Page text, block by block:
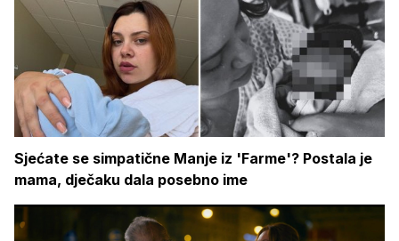
Sjećate se simpatične Manje iz 'Farme'? Postala je
mama, dječaku dala posebno ime